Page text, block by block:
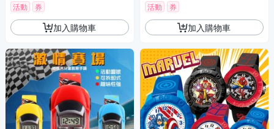
活動 券
加入購物車
活動 券
加入購物車